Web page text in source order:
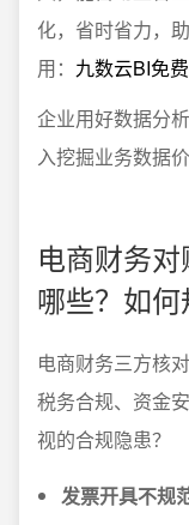
化，省时省力，
用： 九数云BI免
企业用好数据分
入挖掘业务数据
电商财务
哪些？如何
电商财务三方核
税务合规、资金
视的合规隐患？
发票开具不规